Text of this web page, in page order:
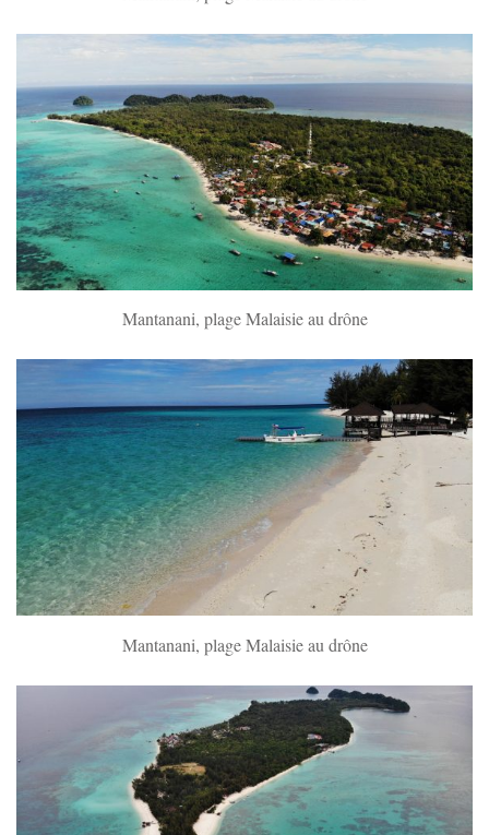
Mantanani, plage Malaisie au drône
Mantanani, plage Malaisie au drône